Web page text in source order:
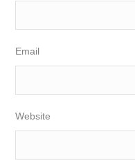
Email
Website